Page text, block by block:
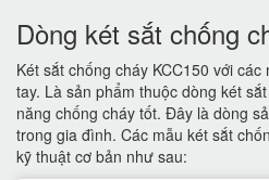
Dòng két sắt chống
Két sắt chống cháy KCC150 với
tay. Là sản phẩm thuộc dòng két
năng chống cháy tốt. Đây là dòng
trong gia đình. Các mẫu két sắt
kỹ thuật cơ bản như sau: